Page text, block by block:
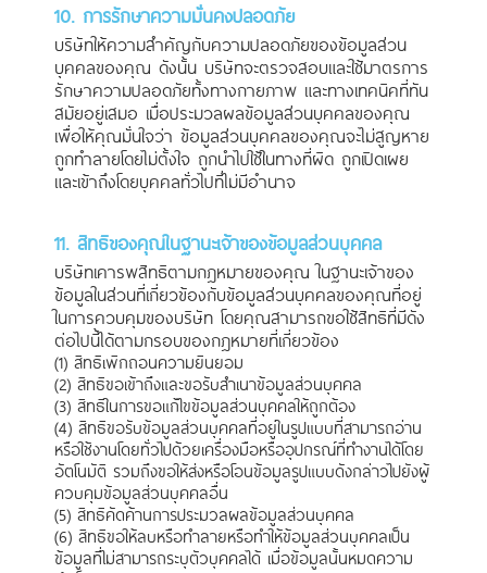
10. การรักษาความมั่นคงปลอดภัย
บริษัทให้ความสำคัญกับความปลอดภัยของข้อมูลส่วน
บุคคลของคุณ ดังนั้น บริษัทจะตรวจสอบและใช้มาตรการ
รักษาความปลอดภัยทั้งทางกายภาพ และทางเทคนิคที่ทัน
สมัยอยู่เสมอ เมื่อประมวลผลข้อมูลส่วนบุคคลของคุณ
เพื่อให้คุณมั่นใจว่า ข้อมูลส่วนบุคคลของคุณจะไม่สูญหาย
ถูกทําลายโดยไม่ตั้งใจ ถูกนําไปใช้ในทางที่ผิด ถูกเปิดเผย
และเข้าถึงโดยบุคคลทั่วไปที่ไม่มีอำนาจ
11. สิทธิของคุณในฐานะเจ้าของข้อมูลส่วนบุคคล
บริษัทเคารพสิทธิตามกฎหมายของคุณ ในฐานะเจ้าของ
ข้อมูลในส่วนที่เกี่ยวข้องกับข้อมูลส่วนบุคคลของคุณที่อยู่
ในการควบคุมของบริษัท โดยคุณสามารถขอใช้สิทธิที่มีดัง
ต่อไปนี้ได้ตามกรอบของกฎหมายที่เกี่ยวข้อง
(1) สิทธิเพิกถอนความยินยอม
(2) สิทธิขอเข้าถึงและขอรับสำเนาข้อมูลส่วนบุคคล
(3) สิทธิในการขอแก้ไขข้อมูลส่วนบุคคลให้ถูกต้อง
(4) สิทธิขอรับข้อมูลส่วนบุคคลที่อยู่ในรูปแบบที่สามารถอ่าน
หรือใช้งานโดยทั่วไปด้วยเครื่องมือหรืออุปกรณ์ที่ทำงานได้โดย
อัตโนมัติ รวมถึงขอให้ส่งหรือโอนข้อมูลรูปแบบดังกล่าวไปยังผู้
ควบคุมข้อมูลส่วนบุคคลอื่น
(5) สิทธิคัดค้านการประมวลผลข้อมูลส่วนบุคคล
(6) สิทธิขอให้ลบหรือทำลายหรือทำให้ข้อมูลส่วนบุคคลเป็น
ข้อมูลที่ไม่สามารถระบุตัวบุคคลได้ เมื่อข้อมูลนั้นหมดความ